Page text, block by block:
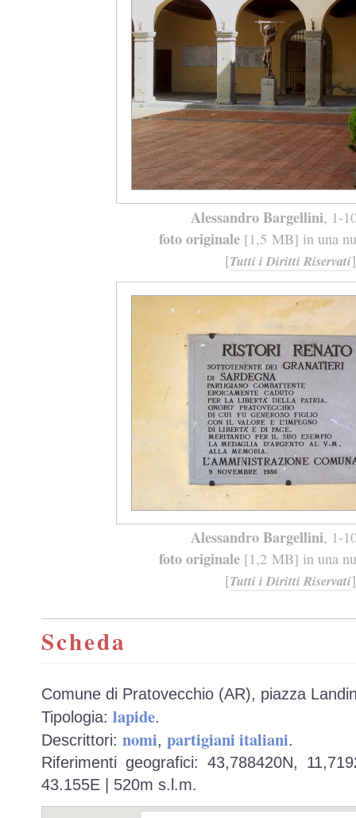
Alessandro Bargellini, 1-
foto originale[1,5 MB] in una
[Tutti i Diritti Riservati]
Alessandro Bargellini, 1-
foto originale[1,2 MB] in una
[Tutti i Diritti Riservati]
Scheda
Comune di Pratovecchio (AR), piazza
Tipologia: lapide.
Descrittori: nomi, partigiani italiani.
Riferimenti geografici: 43,788420N,
43.155E | 520m s.l.m.